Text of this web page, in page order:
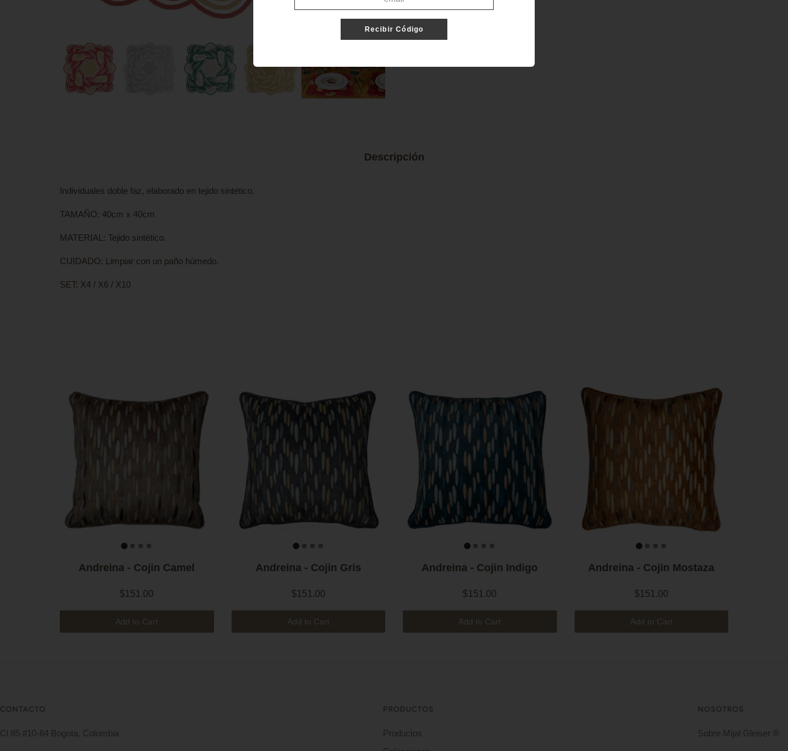
Descripción
Individuales doble faz, elaborado en tejido sintético.
TAMAÑO: 40cm x 40cm
MATERIAL: Tejido sintético.
CUIDADO: Limpiar con un paño húmedo.
SET: X4 / X6 / X10
Andreina - Cojin Camel
$151.00
Add to Cart
Andreina - Cojin Gris
$151.00
Add to Cart
Andreina - Cojin Indigo
$151.00
Add to Cart
Andreina - Cojin Mostaza
$151.00
Add to Cart
CONTACTO
Cl 85 #10-84 Bogota, Colombia
PRODUCTOS
Productos
NOSOTROS
Sobre Mijal Gleiser ®
Recibir Código